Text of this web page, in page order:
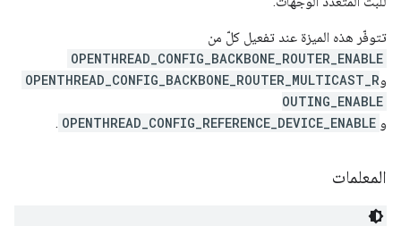
تتوفّر هذه الميزة عند تفعيل كلّ من
OPENTHREAD_CONFIG_BACKBONE_ROUTER_ENABLE
وOPENTHREAD_CONFIG_BACKBONE_ROUTER_MULTICAST_R
OUTING_ENABLE
و OPENTHREAD_CONFIG_REFERENCE_DEVICE_ENABLE
.
المعلمات